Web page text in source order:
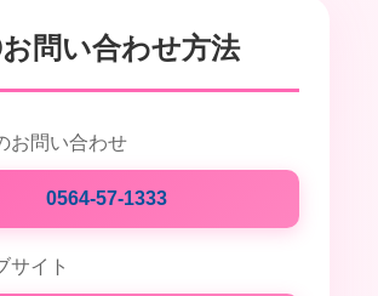
問い合わせ方法
お問い合わせ
0564-57-1333
サイト